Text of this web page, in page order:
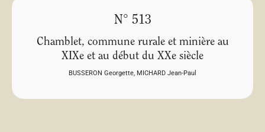
N° 513
Chamblet, commune rurale et minière au
XIXe et au début du XXe siècle
BUSSERON Georgette, MICHARD Jean-Paul